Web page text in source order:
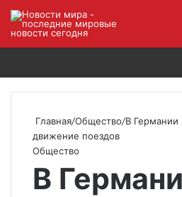
Главная/Общество/В Германии
движение поездов
Общество
В